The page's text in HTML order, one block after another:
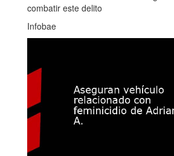
combatir este delito
Infobae